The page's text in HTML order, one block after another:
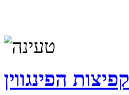
קפיצות הפינגווין